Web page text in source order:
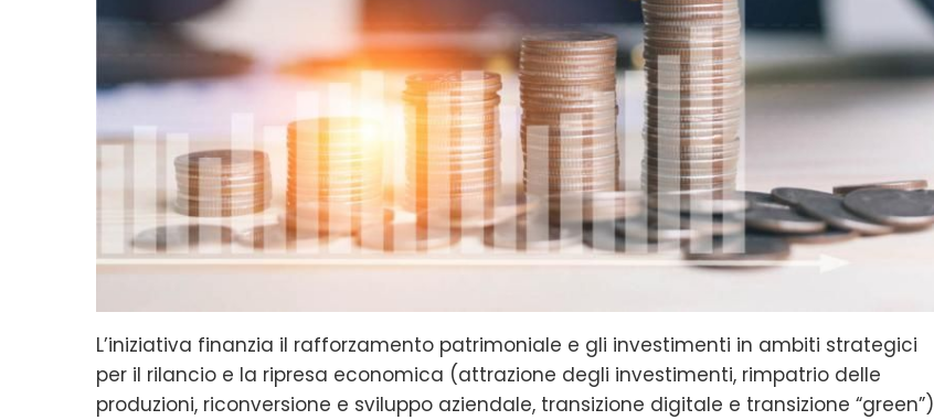
L’iniziativa finanzia il rafforzamento patrimoniale e gli investimenti in ambiti strategici
per il rilancio e la ripresa economica (attrazione degli investimenti, rimpatrio delle
produzioni, riconversione e sviluppo aziendale, transizione digitale e transizione “green”)